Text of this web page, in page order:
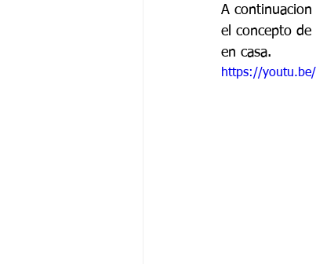
Grado 9 -1 Grado 9 -2
A
el concepto de
en casa.
https://